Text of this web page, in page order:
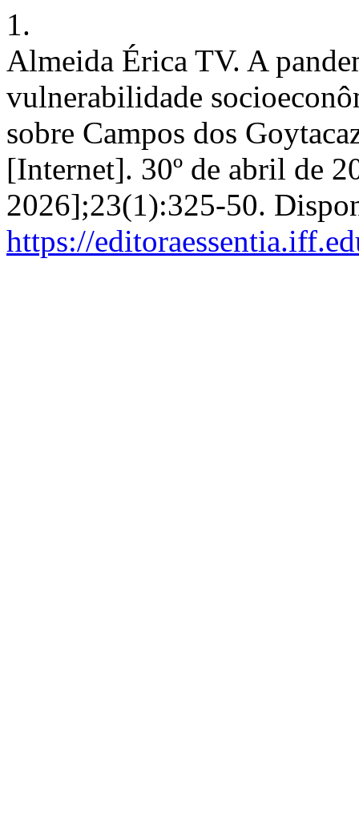
1.
Almeida Érica TV. A
vulnerabilidade
sobre Campos dos
[Internet]. 30º de abril de
2026];23(1):325-50.
https://